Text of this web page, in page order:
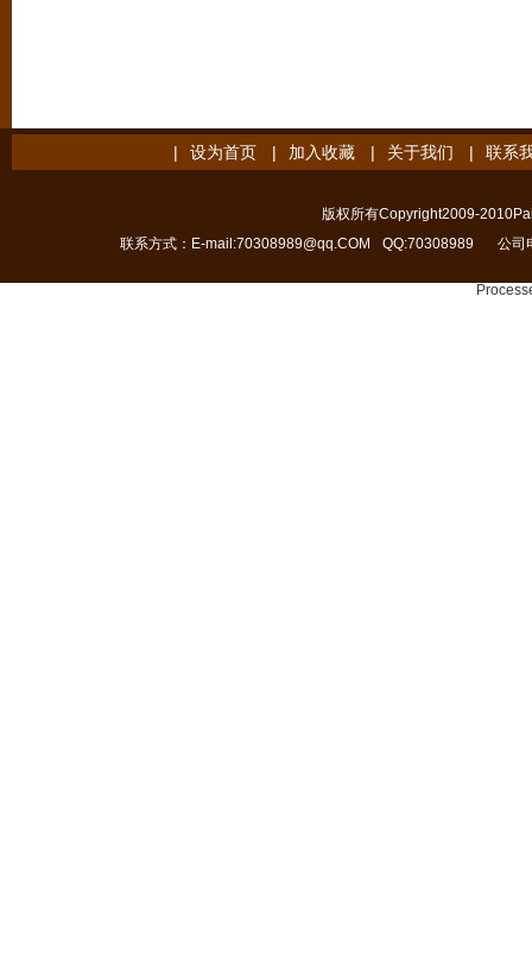
| 设为首页 | 加入收藏 | 关于我们 | 联系
版权所有Copyright2009-
联系方式：E-mail:70308989@qq.COM
QQ:70308989 公司